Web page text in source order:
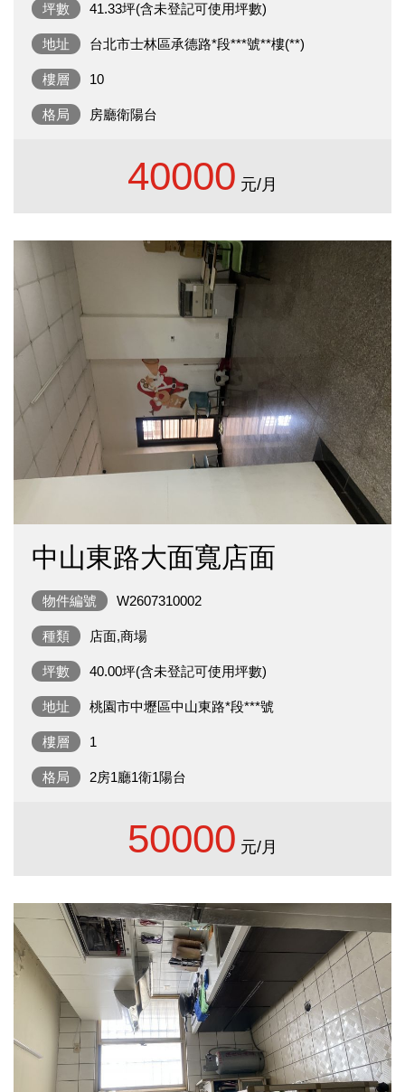
坪數 41.33坪(含未登記可使用坪數)
地址 台北市士林區承德路*段***號**樓(**)
樓層 10
格局 房廳衛陽台
40000 元/月
中山東路大面寬店面
物件編號 W2607310002
種類 店面,商場
坪數 40.00坪(含未登記可使用坪數)
地址 桃園市中壢區中山東路*段***號
樓層 1
格局 2房1廳1衛1陽台
50000 元/月